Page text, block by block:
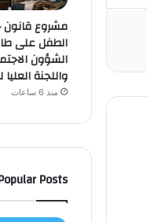
مشروع قانون
الطفل على
الشؤون
واللجنة
منذ 6 ساعات
Posts